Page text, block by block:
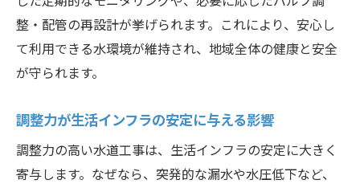
整・配管の再設計が挙げられます。これにより、安心し
て利用できる水環境が維持され、地域全体の健康と安全
が守られます。
調整力が生活インフラの安定に与える影響
調整力の高い水道工事は、生活インフラの安定に大きく
寄与します。なぜなら、突発的な漏水や水圧低下など、